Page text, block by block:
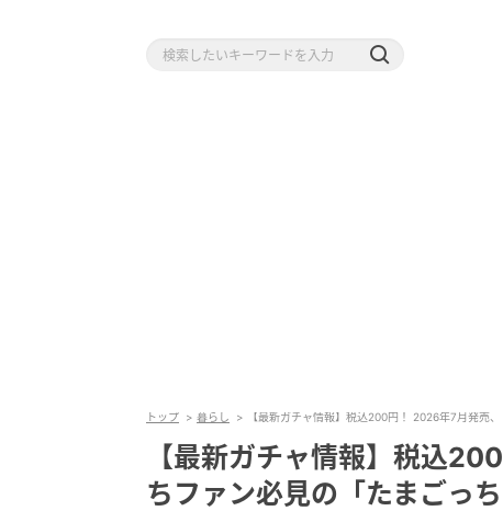
トップ 暮らし 【最新ガチャ情報】税込200円！ 2026年7月発売
【最新ガチャ情報】税込
ちファン必見の「たまごっ